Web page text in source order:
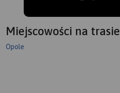
Miejscowości na trasie
Opole